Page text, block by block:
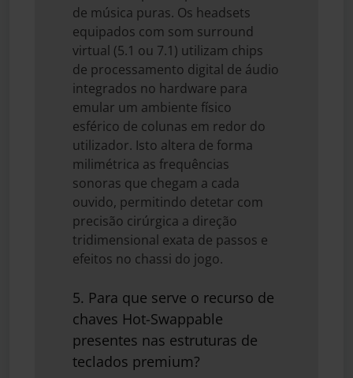
de música puras. Os headsets
equipados com som surround
virtual (5.1 ou 7.1) utilizam chips
de processamento digital de áudio
integrados no hardware para
emular um ambiente físico
esférico de colunas em redor do
utilizador. Isto altera de forma
milimétrica as frequências
sonoras que chegam a cada
ouvido, permitindo detetar com
precisão cirúrgica a direção
tridimensional exata de passos e
efeitos no chassi do jogo.
5. Para que serve o recurso de
chaves Hot-Swappable
presentes nas estruturas de
teclados premium?